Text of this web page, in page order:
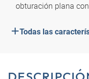
obturación plana
Todas las